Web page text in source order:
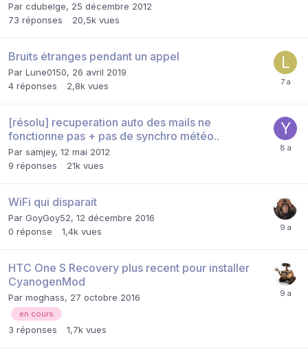
Par cdubelge, 25 décembre 2012
73 réponses 20,5k vues
Bruits étranges pendant un appel
Par Lune0150, 26 avril 2019
4 réponses 2,8k vues
[résolu] recuperation auto des mails ne
fonctionne pas + pas de synchro météo..
Par samjey, 12 mai 2012
9 réponses 21k vues
WiFi qui disparait
Par GoyGoy52, 12 décembre 2016
0 réponse 1,4k vues
HTC One S Recovery plus recent pour installer
CyanogenMod
Par moghass, 27 octobre 2016
en cours
3 réponses 1,7k vues